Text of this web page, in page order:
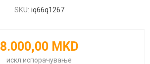
SKU: iq66q1267
8.000,00 MKD
искл. испорачување